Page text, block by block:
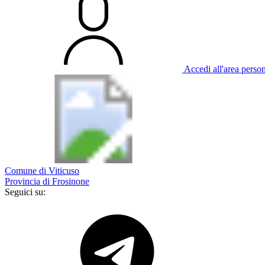
Accedi all'area
Comune di Viticuso
Provincia di Frosinone
Seguici su: